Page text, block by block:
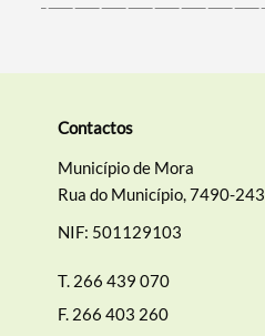
Contactos
Município de Mora
Rua do Município, 7490-243
NIF: 501129103
T. 266 439 070
F. 266 403 260